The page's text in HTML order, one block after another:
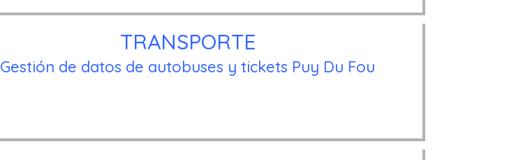
TRANSPORTE
Gestión de datos de autobuses y tickets Puy Du Fou